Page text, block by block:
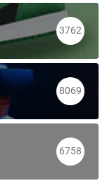
3762
8069
6758